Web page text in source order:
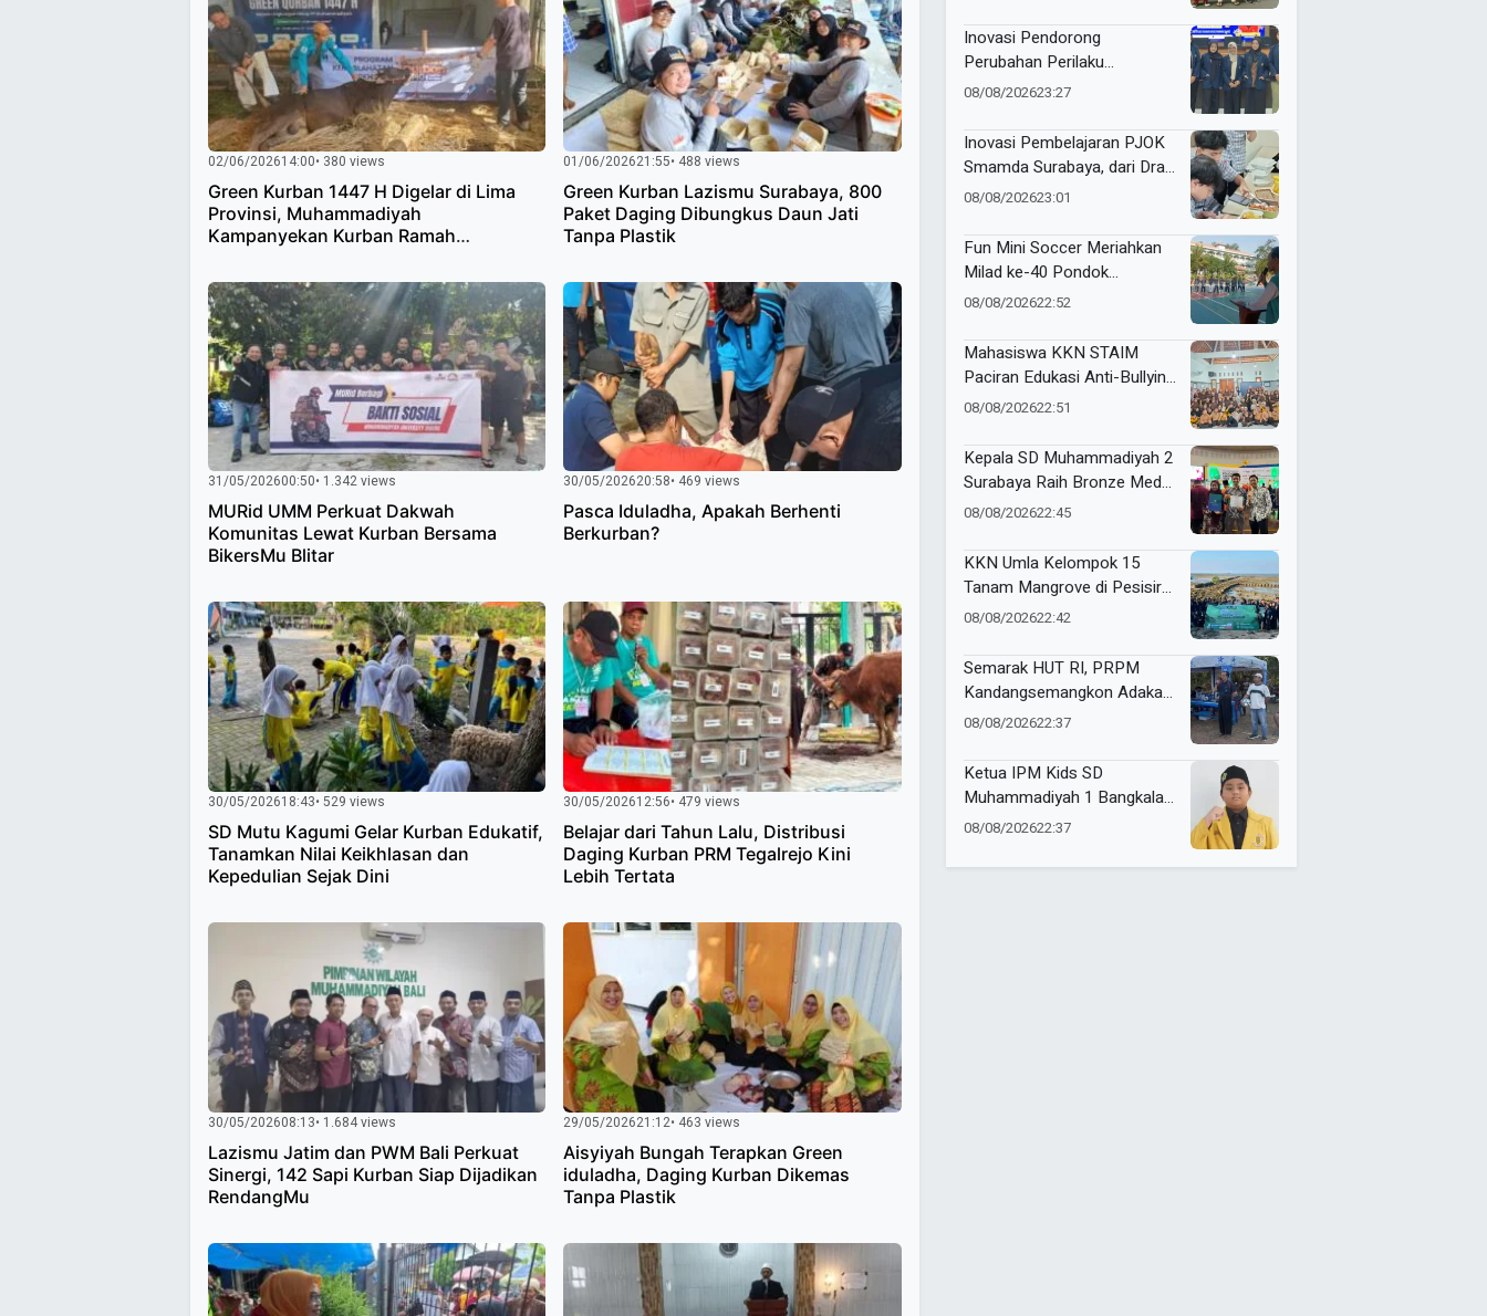
02/06/202614:00• 380 views
Green Kurban 1447 H Digelar di Lima
Provinsi, Muhammadiyah
Kampanyekan Kurban Ramah
01/06/202621:55• 488 views
Green Kurban Lazismu Surabaya, 800
Paket Daging Dibungkus Daun Jati
Tanpa Plastik
31/05/202600:50• 1.342 views
MURid UMM Perkuat Dakwah
Komunitas Lewat Kurban Bersama
BikersMu Blitar
30/05/202620:58• 469 views
Pasca Iduladha, Apakah Berhenti
Berkurban?
30/05/202618:43• 529 views
SD Mutu Kagumi Gelar Kurban Edukatif,
Tanamkan Nilai Keikhlasan dan
Kepedulian Sejak Dini
30/05/202612:56• 479 views
Belajar dari Tahun Lalu, Distribusi
Daging Kurban PRM Tegalrejo Kini
Lebih Tertata
30/05/202608:13• 1.684 views
Lazismu Jatim dan PWM Bali Perkuat
Sinergi, 142 Sapi Kurban Siap Dijadikan
RendangMu
29/05/202621:12• 463 views
Aisyiyah Bungah Terapkan Green
iduladha, Daging Kurban Dikemas
Tanpa Plastik
Inovasi Pendorong
Perubahan Perilaku
Konsumsi Manis Penderita
Unesa
08/08/202623:27
Inovasi Pembelajaran PJOK
Smamda Surabaya, dari Draf
2019 hingga Lahirkan Modul
08/08/202623:01
Fun Mini Soccer Meriahkan
Milad ke-40 Pondok
Pesantren Al-Ishlah
08/08/202622:52
Mahasiswa KKN STAIM
Paciran Edukasi Anti-Bullying
di SDN Tamanprijek,
08/08/202622:51
Kepala SD Muhammadiyah 2
Surabaya Raih Bronze Medal
di ME Award 2026
08/08/202622:45
KKN Umla Kelompok 15
Tanam Mangrove di Pesisir
Tunggul, Dorong Warga Jaga
08/08/202622:42
Semarak HUT RI, PRPM
Kandangsemangkon Adakan
Liga Kemerdekaan 2026
08/08/202622:37
Ketua IPM Kids SD
Muhammadiyah 1 Bangkalan
Raih Gold Medal ME Award
08/08/202622:37